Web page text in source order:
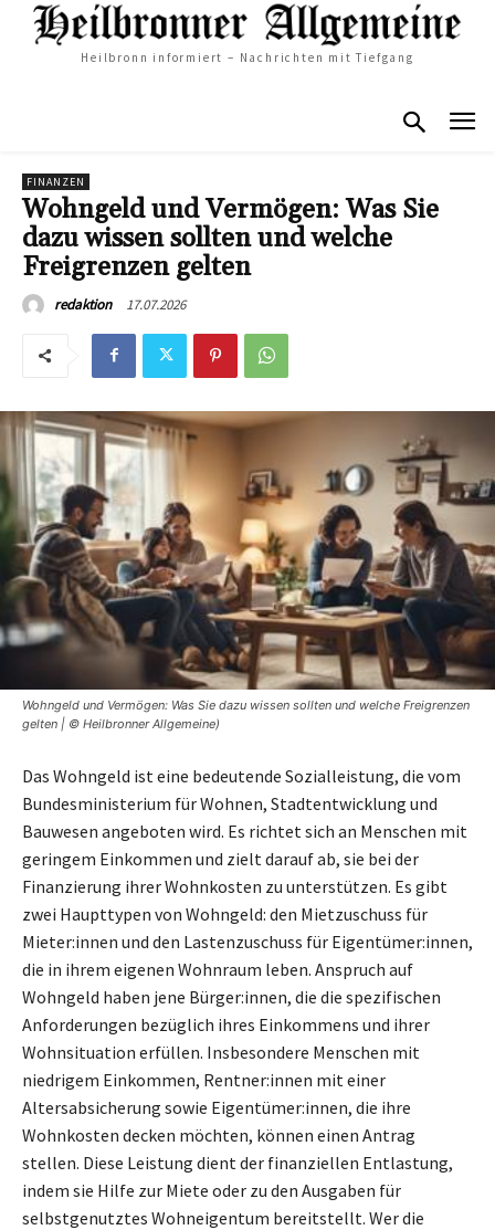
Heilbronn informiert – Nachrichten mit Tiefgang
FINANZEN
Wohngeld und Vermögen: Was Sie
dazu wissen sollten und welche
Freigrenzen gelten
redaktion 17.07.2026
Wohngeld und Vermögen: Was Sie dazu wissen sollten und welche Freigrenzen
gelten | © Heilbronner Allgemeine)
Das Wohngeld ist eine bedeutende Sozialleistung, die vom
Bundesministerium für Wohnen, Stadtentwicklung und
Bauwesen angeboten wird. Es richtet sich an Menschen mit
geringem Einkommen und zielt darauf ab, sie bei der
Finanzierung ihrer Wohnkosten zu unterstützen. Es gibt
zwei Haupttypen von Wohngeld: den Mietzuschuss für
Mieter:innen und den Lastenzuschuss für Eigentümer:innen,
die in ihrem eigenen Wohnraum leben. Anspruch auf
Wohngeld haben jene Bürger:innen, die die spezifischen
Anforderungen bezüglich ihres Einkommens und ihrer
Wohnsituation erfüllen. Insbesondere Menschen mit
niedrigem Einkommen, Rentner:innen mit einer
Altersabsicherung sowie Eigentümer:innen, die ihre
Wohnkosten decken möchten, können einen Antrag
stellen. Diese Leistung dient der finanziellen Entlastung,
indem sie Hilfe zur Miete oder zu den Ausgaben für
selbstgenutztes Wohneigentum bereitstellt. Wer die